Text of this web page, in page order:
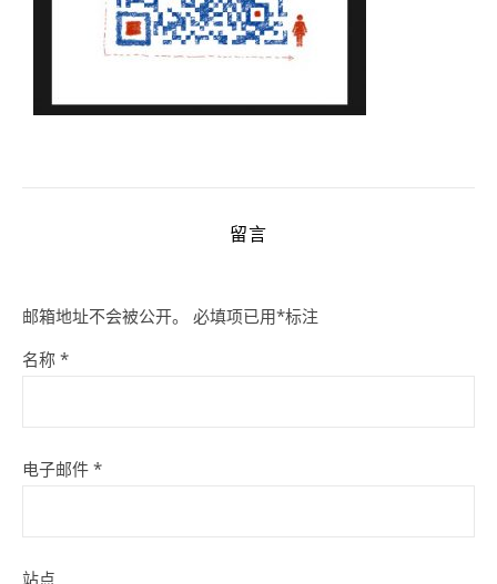
留言
邮箱地址不会被公开。 必填项已用*标注
名称 *
电子邮件 *
站点